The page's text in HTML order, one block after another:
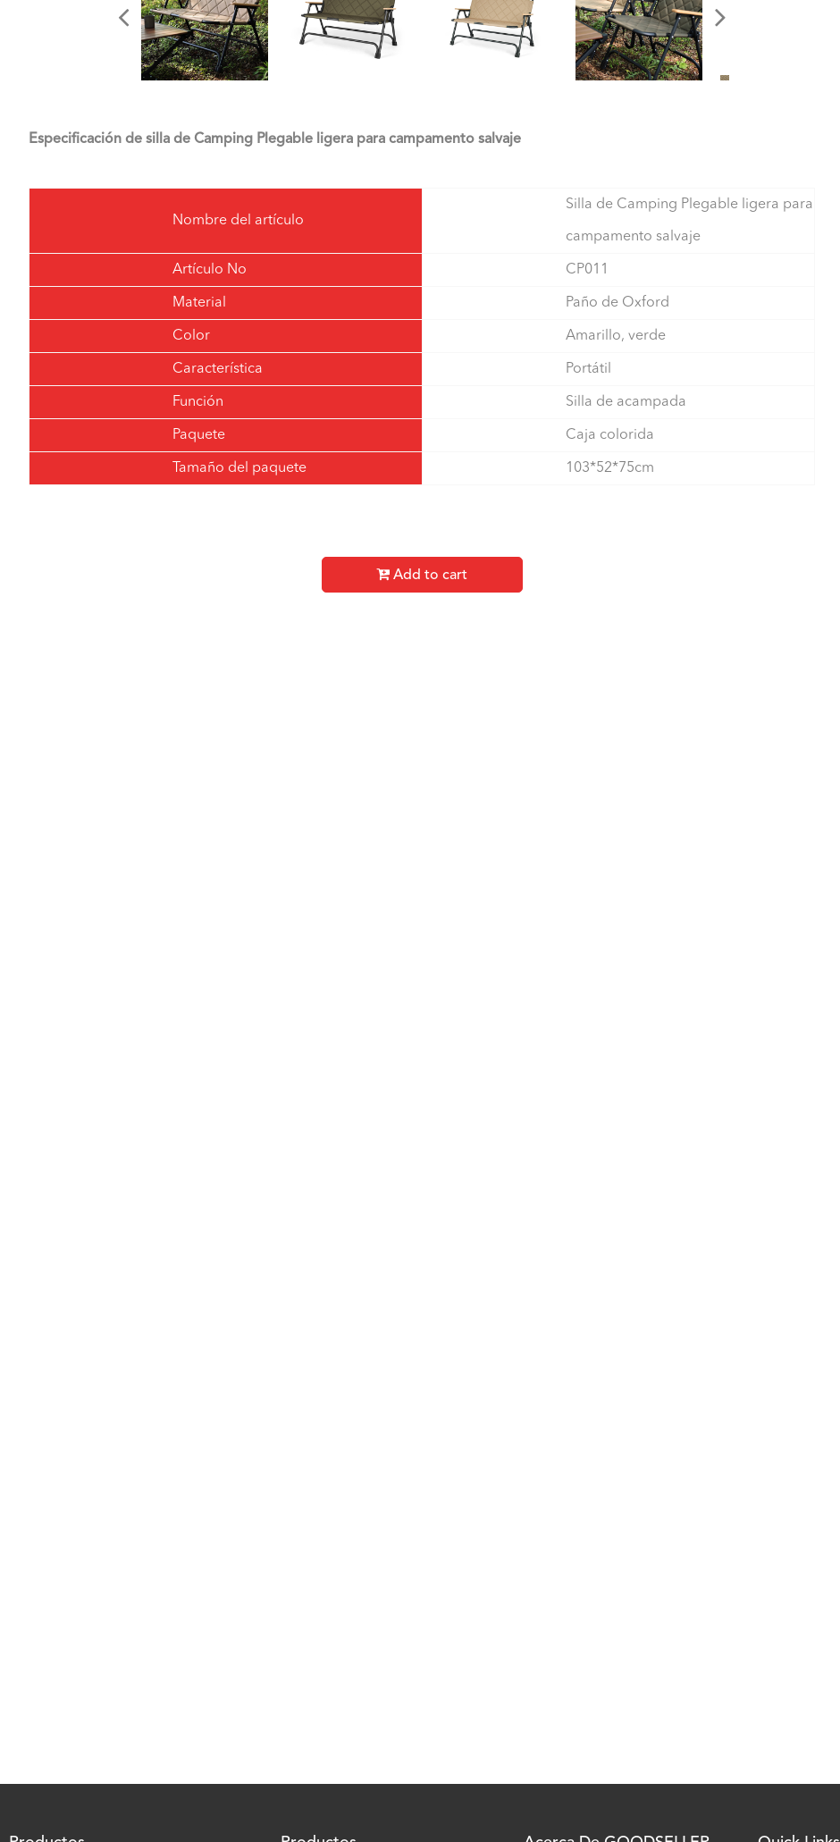
Especificación de silla de Camping Plegable ligera para campamento salvaje
Nombre del artículo
Silla de Camping Plegable ligera para
campamento salvaje
Artículo No CP011
Material Paño de Oxford
Color Amarillo, verde
Característica Portátil
Función Silla de acampada
Paquete Caja colorida
Tamaño del paquete 103*52*75cm
Add to cart